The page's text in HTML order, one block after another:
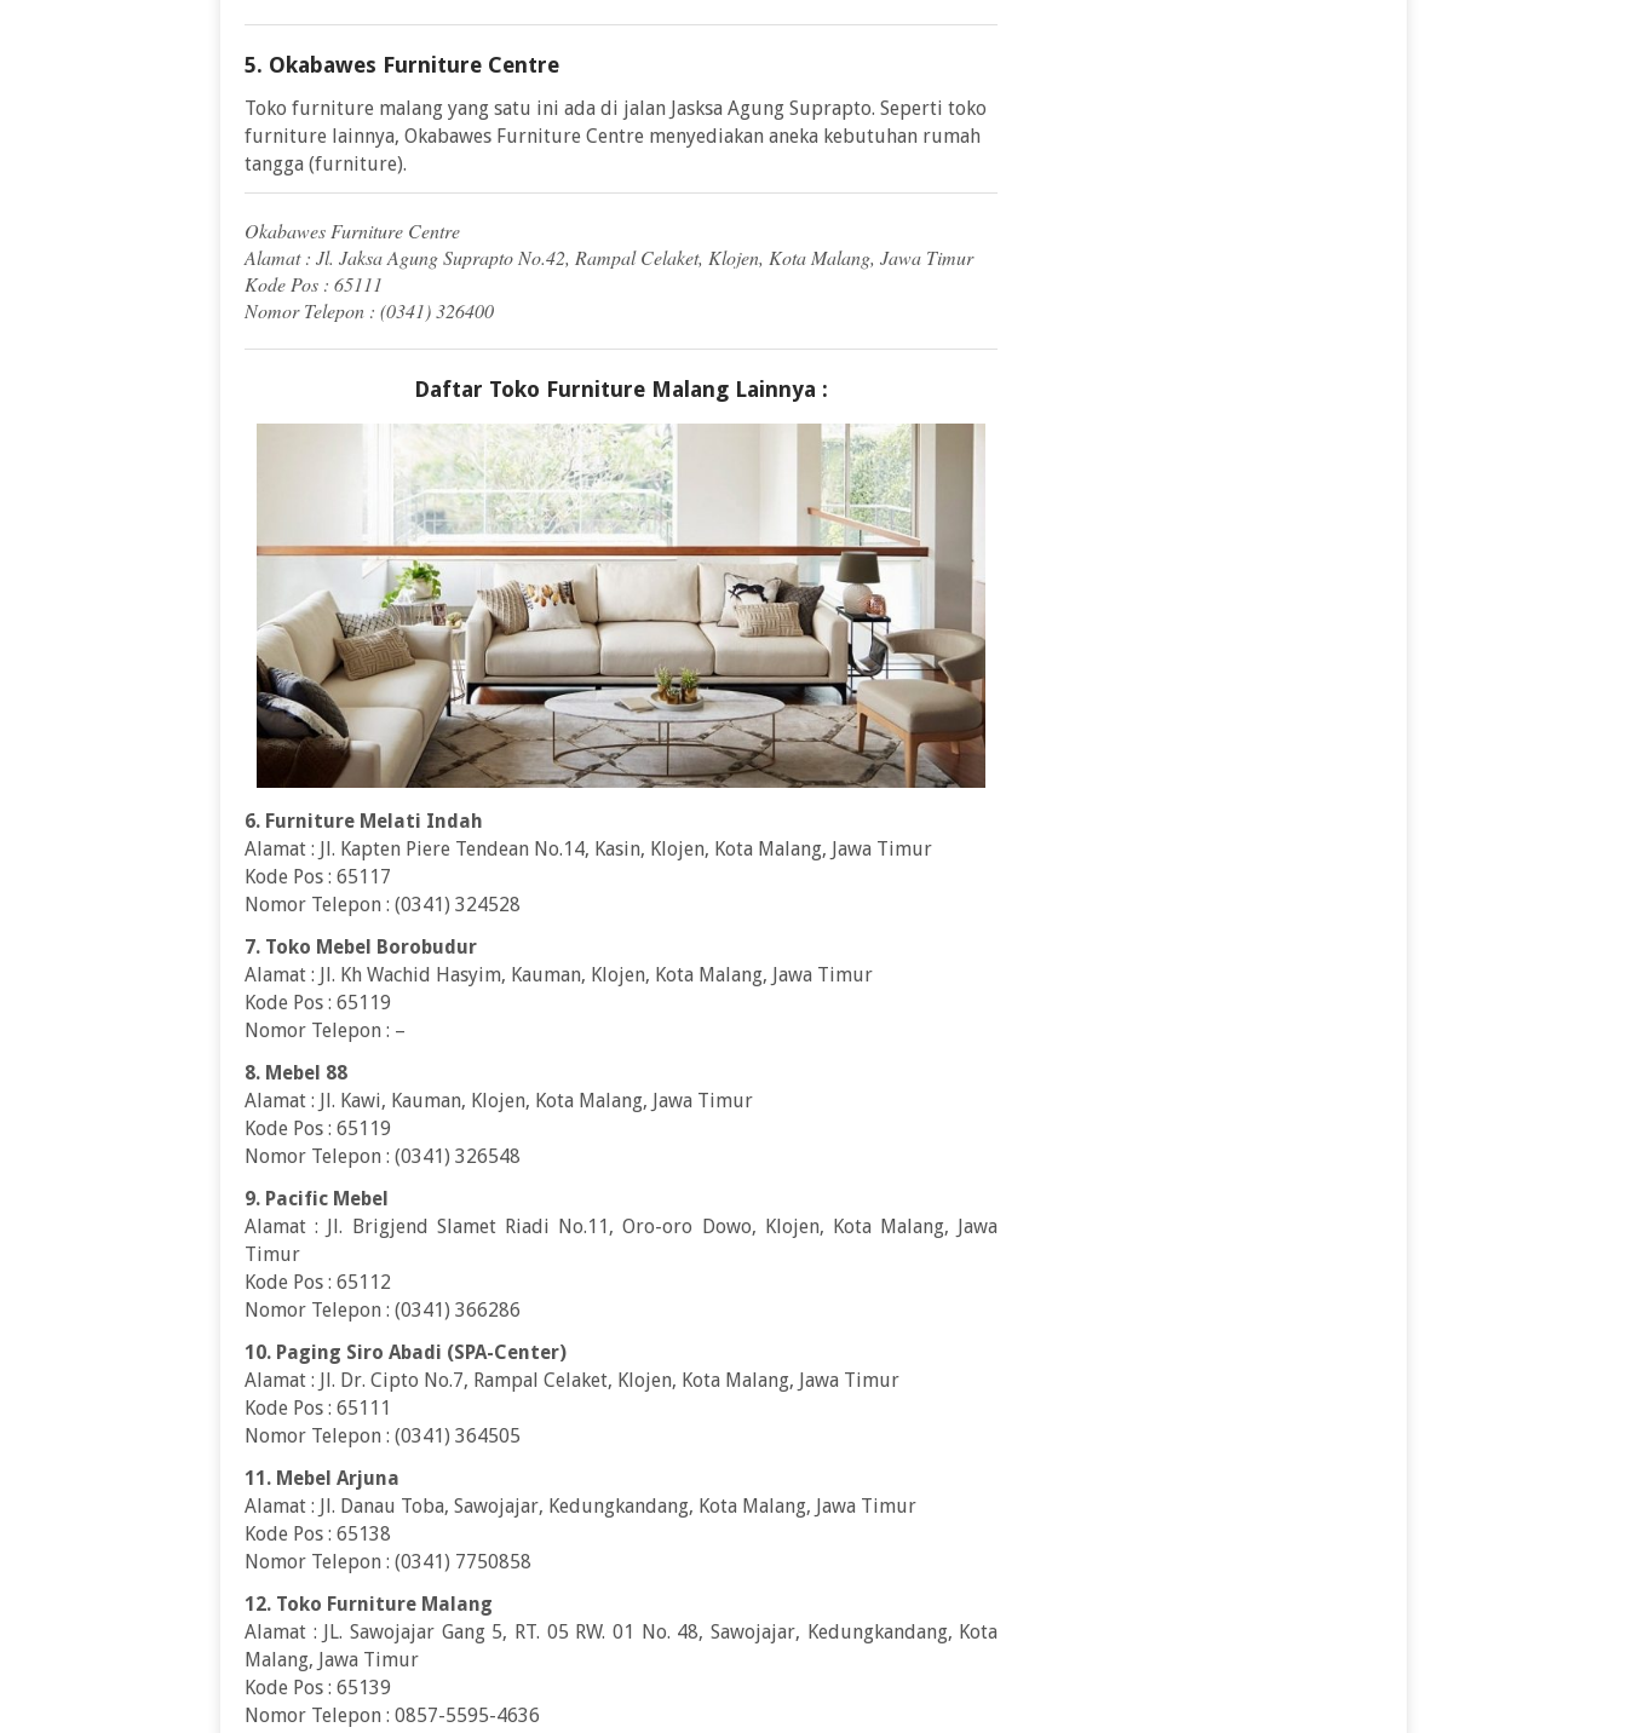
5. Okabawes Furniture Centre
Toko furniture malang yang satu ini ada di jalan Jasksa Agung Suprapto. Seperti toko
furniture lainnya, Okabawes Furniture Centre menyediakan aneka kebutuhan rumah
tangga (furniture).
Okabawes Furniture Centre
Alamat : Jl. Jaksa Agung Suprapto No.42, Rampal Celaket, Klojen, Kota Malang, Jawa Timur
Kode Pos : 65111
Nomor Telepon : (0341) 326400
Daftar Toko Furniture Malang Lainnya :
6. Furniture Melati Indah
Alamat : Jl. Kapten Piere Tendean No.14, Kasin, Klojen, Kota Malang, Jawa Timur
Kode Pos : 65117
Nomor Telepon : (0341) 324528
7. Toko Mebel Borobudur
Alamat : Jl. Kh Wachid Hasyim, Kauman, Klojen, Kota Malang, Jawa Timur
Kode Pos : 65119
Nomor Telepon : –
8. Mebel 88
Alamat : Jl. Kawi, Kauman, Klojen, Kota Malang, Jawa Timur
Kode Pos : 65119
Nomor Telepon : (0341) 326548
9. Pacific Mebel
Alamat : Jl. Brigjend Slamet Riadi No.11, Oro-oro Dowo, Klojen, Kota Malang, Jawa
Timur
Kode Pos : 65112
Nomor Telepon : (0341) 366286
10. Paging Siro Abadi (SPA-Center)
Alamat : Jl. Dr. Cipto No.7, Rampal Celaket, Klojen, Kota Malang, Jawa Timur
Kode Pos : 65111
Nomor Telepon : (0341) 364505
11. Mebel Arjuna
Alamat : Jl. Danau Toba, Sawojajar, Kedungkandang, Kota Malang, Jawa Timur
Kode Pos : 65138
Nomor Telepon : (0341) 7750858
12. Toko Furniture Malang
Alamat : JL. Sawojajar Gang 5, RT. 05 RW. 01 No. 48, Sawojajar, Kedungkandang, Kota
Malang, Jawa Timur
Kode Pos : 65139
Nomor Telepon : 0857-5595-4636